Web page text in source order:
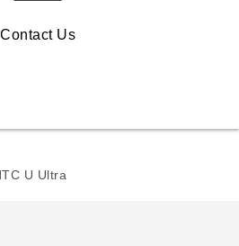
Contact Us
U Ultra‎